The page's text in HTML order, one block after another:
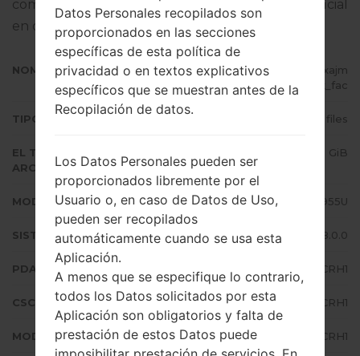
completo sobre cómo actualizar el firmware oficial
en dispositivos Samsung aquí
NOMBRE DE ARCHIVO
SM-G955U_1_20180814121553_pxajm
1ik0x_fac
TIPO DE FIRMWARE 4 files
EL TAMAÑO DEL
ARCHIVO
3.68 GiB
MODELO Samsung SM-G955U
SISTEMA OPERATIVO Android Oreo 8.0.0
PDA/AP VERSIÓN G955USQS5CRH1
CSC VERSIÓN G955UOYN5CRH1
MODEM/CP VERSIÓN G955USQS5CRH1
Datos Personales recopilados son
proporcionados en las secciones
específicas de esta política de
privacidad o en textos explicativos
específicos que se muestran antes de la
Recopilación de datos.
Los Datos Personales pueden ser
proporcionados libremente por el
Usuario o, en caso de Datos de Uso,
pueden ser recopilados
automáticamente cuando se usa esta
Aplicación.
A menos que se especifique lo contrario,
todos los Datos solicitados por esta
Aplicación son obligatorios y falta de
prestación de estos Datos puede